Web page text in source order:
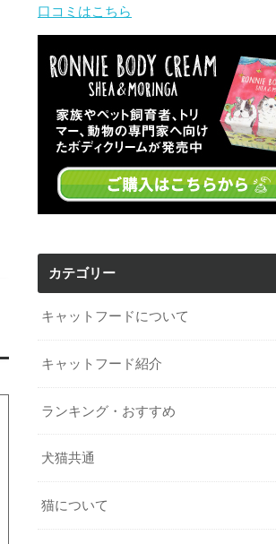
口コミはこちら
カテゴリー
キャットフードについて
キャットフード紹介
ランキング・おすすめ
犬猫共通
猫について